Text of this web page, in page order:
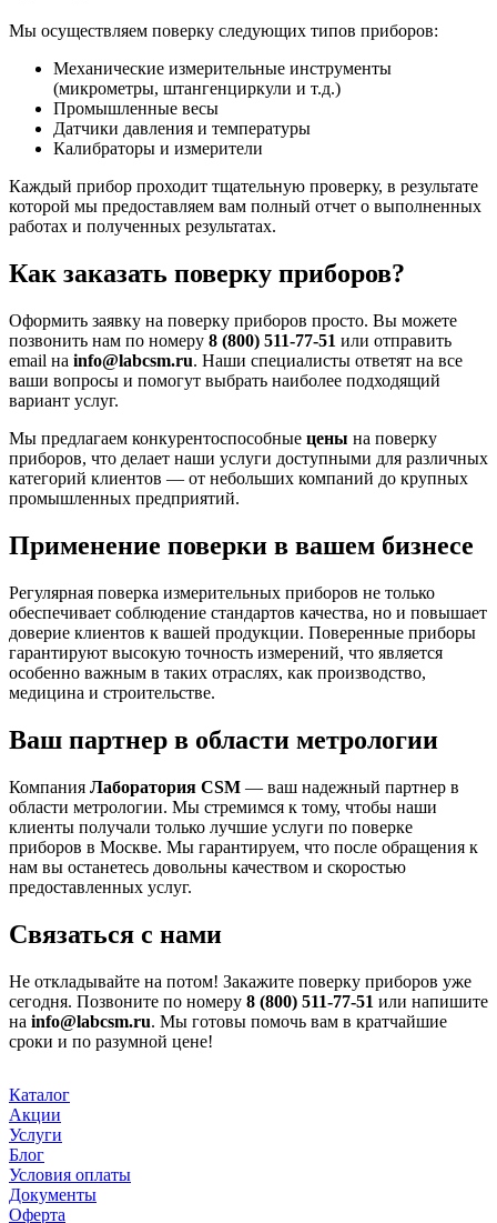
Мы осуществляем поверку следующих типов приборов:
Механические измерительные инструменты
(микрометры, штангенциркули и т.д.)
Промышленные весы
Датчики давления и температуры
Калибраторы и измерители
Каждый прибор проходит тщательную проверку, в результате
которой мы предоставляем вам полный отчет о выполненных
работах и полученных результатах.
Как заказать поверку приборов?
Оформить заявку на поверку приборов просто. Вы можете
позвонить нам по номеру 8 (800) 511-77-51 или отправить
email на info@labcsm.ru. Наши специалисты ответят на все
ваши вопросы и помогут выбрать наиболее подходящий
вариант услуг.
Мы предлагаем конкурентоспособные цены на поверку
приборов, что делает наши услуги доступными для различных
категорий клиентов — от небольших компаний до крупных
промышленных предприятий.
Применение поверки в вашем бизнесе
Регулярная поверка измерительных приборов не только
обеспечивает соблюдение стандартов качества, но и повышает
доверие клиентов к вашей продукции. Поверенные приборы
гарантируют высокую точность измерений, что является
особенно важным в таких отраслях, как производство,
медицина и строительстве.
Ваш партнер в области метрологии
Компания Лаборатория CSM — ваш надежный партнер в
области метрологии. Мы стремимся к тому, чтобы наши
клиенты получали только лучшие услуги по поверке
приборов в Москве. Мы гарантируем, что после обращения к
нам вы останетесь довольны качеством и скоростью
предоставленных услуг.
Связаться с нами
Не откладывайте на потом! Закажите поверку приборов уже
сегодня. Позвоните по номеру 8 (800) 511-77-51 или напишите
на info@labcsm.ru. Мы готовы помочь вам в кратчайшие
сроки и по разумной цене!
Каталог
Акции
Услуги
Блог
Условия оплаты
Документы
Оферта